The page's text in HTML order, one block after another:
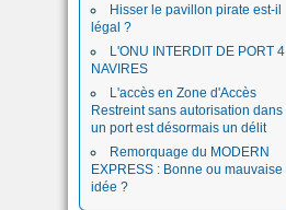
Hisser le pavillon pirate est-il
légal ?
L'ONU INTERDIT DE PORT 4
NAVIRES
L'accès en Zone d'Accès
Restreint sans autorisation dans
un port est désormais un délit
Remorquage du MODERN
EXPRESS : Bonne ou mauvaise
idée ?